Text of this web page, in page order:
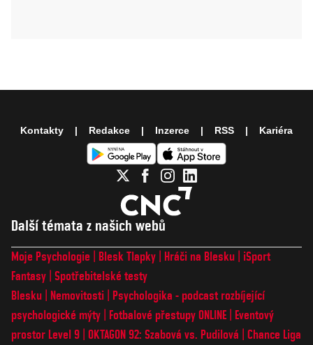
Další témata z našich webů
Moje Psychologie Blesk Tlapky Hráči na Blesku
iSport
Fantasy Spotřebitelské testy
Blesku
Nemovitosti
Psychologika - podcast rozbíjející
psychologické mýty
Fotbalové přestupy ONLINE
Eventový
prostor Level 9 OKTAGON 92: Szabová vs. Pudilová
Chance Liga
Kontakty Redakce Inzerce RSS Kariéra